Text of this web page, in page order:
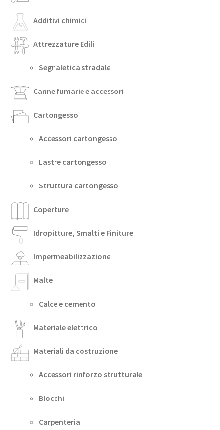
Additivi chimici
Attrezzature Edili
Segnaletica stradale
Canne fumarie e accessori
Cartongesso
Accessori cartongesso
Lastre cartongesso
Struttura cartongesso
Coperture
Idropitture, Smalti e Finiture
Impermeabilizzazione
Malte
Calce e cemento
Materiale elettrico
Materiali da costruzione
Accessori rinforzo strutturale
Blocchi
Carpenteria